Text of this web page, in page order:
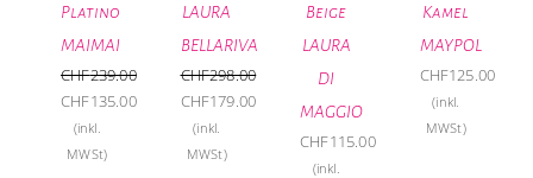
Platino
MAIMAI
CHF239.00
Ursprünglicher
Preis
war:
CHF135.00
Aktueller
Preis
(inkl.
MWSt)
LAURA
BELLARIVA
CHF298.00
Ursprünglicher
Preis
war:
CHF179.00
Aktueller
Preis
(inkl.
MWSt)
Beige
LAURA
DI
MAGGIO
CHF115.00
(inkl.
Kamel
MAYPOL
CHF125.00
(inkl.
MWSt)